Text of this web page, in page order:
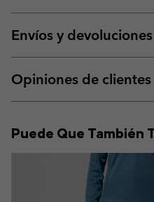
Envíos y devoluciones
Opiniones de clientes
Puede Que También